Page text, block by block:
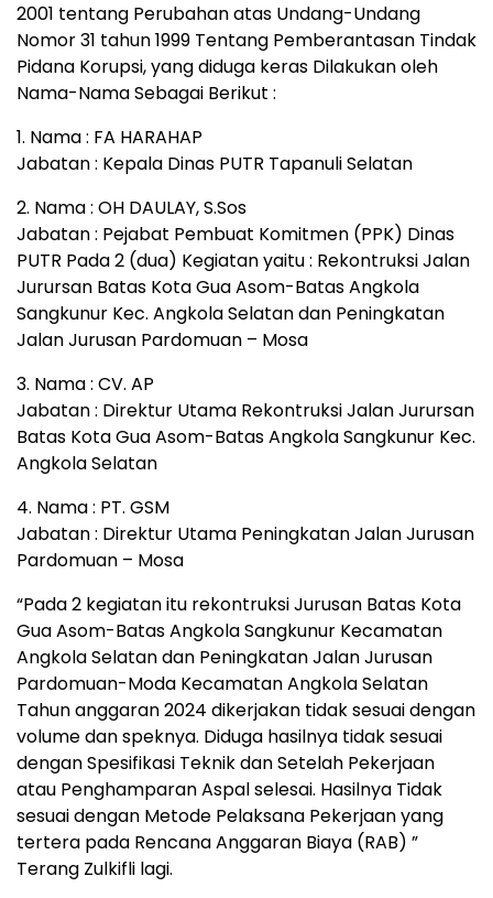
2001 tentang Perubahan atas Undang-Undang
Nomor 31 tahun 1999 Tentang Pemberantasan Tindak
Pidana Korupsi, yang diduga keras Dilakukan oleh
Nama-Nama Sebagai Berikut :
1. Nama : FA HARAHAP
Jabatan : Kepala Dinas PUTR Tapanuli Selatan
2. Nama : OH DAULAY, S.Sos
Jabatan : Pejabat Pembuat Komitmen (PPK) Dinas
PUTR Pada 2 (dua) Kegiatan yaitu : Rekontruksi Jalan
Jurursan Batas Kota Gua Asom-Batas Angkola
Sangkunur Kec. Angkola Selatan dan Peningkatan
Jalan Jurusan Pardomuan – Mosa
3. Nama : CV. AP
Jabatan : Direktur Utama Rekontruksi Jalan Jurursan
Batas Kota Gua Asom-Batas Angkola Sangkunur Kec.
Angkola Selatan
4. Nama : PT. GSM
Jabatan : Direktur Utama Peningkatan Jalan Jurusan
Pardomuan – Mosa
“Pada 2 kegiatan itu rekontruksi Jurusan Batas Kota
Gua Asom-Batas Angkola Sangkunur Kecamatan
Angkola Selatan dan Peningkatan Jalan Jurusan
Pardomuan-Moda Kecamatan Angkola Selatan
Tahun anggaran 2024 dikerjakan tidak sesuai dengan
volume dan speknya. Diduga hasilnya tidak sesuai
dengan Spesifikasi Teknik dan Setelah Pekerjaan
atau Penghamparan Aspal selesai. Hasilnya Tidak
sesuai dengan Metode Pelaksana Pekerjaan yang
tertera pada Rencana Anggaran Biaya (RAB) ”
Terang Zulkifli lagi.